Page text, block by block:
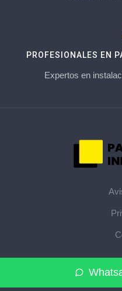
PROFESIONALES EN
Expertos en
© 2026
industriales de su